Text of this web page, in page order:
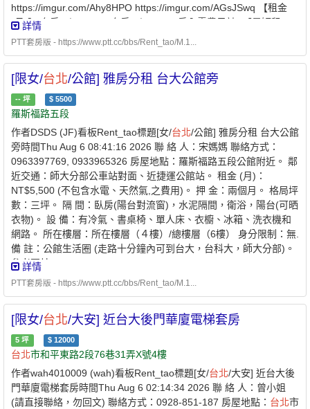
https://imgur.com/Ahy8HPO https://imgur.com/AGsJSwq 【租金
(月)】 套房1 $12500，套房2 $10500 (房內電費另計) 【最短租
期】 一年 【押 金】 兩個月租金 【提供設備】免費寬頻網路 冷氣
筋混凝土 【電梯】 有 【對外窗】 有 ◎ 地點位於台北市大安區師大
路。捷運台電大樓站步行3分鐘。 ◎ 通風好。屋況佳。近師大夜
市。生活機能佳。 ◎ 每間獨立電表，電費一度5塊。 ◎ 不可開伙。
不可飼養寵物。全面禁菸。
詳情
PTT套房版 - https://www.ptt.cc/bbs/Rent_tao/M.1...
[限女/台北/公館] 雅房分租 台大公館旁
-- 坪 $ 5500
羅斯福路五段
作者DSDS (JF)看板Rent_tao標題[女/台北/公館] 雅房分租 台大公館
旁時間Thu Aug 6 08:41:16 2026 聯 絡 人：宋媽媽 聯絡方式：
0963397769, 0933965326 房屋地點：羅斯福路五段公館附近。 鄰
近交通：師大分部公車站對面、近捷運公館站。 租金 (月)：
NT$5,500 (不包含水電、天然氣,之費用)。 押 金：兩個月。 格局坪
數：三坪。 隔 間：臥房(陽台對流窗)，水泥隔間，衛浴，陽台(可晒
衣物)。 設 備：有冷氣、書桌椅、單人床、衣櫥、冰箱、洗衣機和
網路。 所在樓層：所在樓層（４樓）/總樓層（6樓） 身分限制：無.
備 註：公館生活圈 (走路十分鐘內可到台大，台科大，師大分部)。
參考圖片 : http://photo.xuite.net/linchengjen
詳情
PTT套房版 - https://www.ptt.cc/bbs/Rent_tao/M.1...
[限女/台北/大安] 近台大後門華廈電梯套房
5 坪 $ 12000
台北市和平東路2段76巷31弄X號4樓
作者wah4010009 (wah)看板Rent_tao標題[女/台北/大安] 近台大後
門華廈電梯套房時間Thu Aug 6 02:14:34 2026 聯 絡 人：曾小姐
(請直接聯絡，勿回文) 聯絡方式：0928-851-187 房屋地點： 台北市